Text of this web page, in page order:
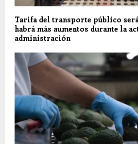
Tarifa del transporte público será
habrá más aumentos durante la
administración